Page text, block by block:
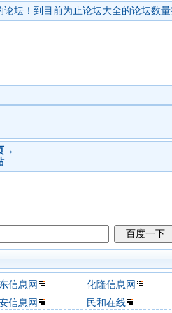
坛！ 到目前为止论坛大全的论坛数
→
信息网
化隆信息网
信息网 民和在线